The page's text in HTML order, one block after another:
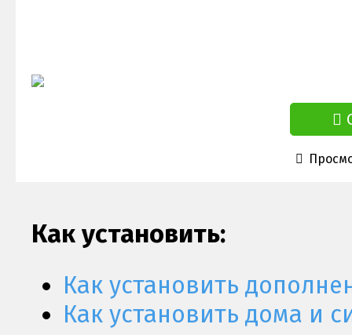
Как установить:
Как установить
Как установить дома и